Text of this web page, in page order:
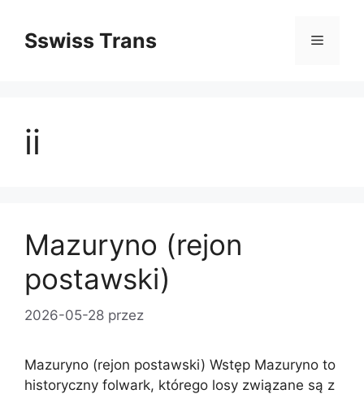
treściSswiss Trans Menu
ii
Mazuryno (rejon
postawski)
2026-05-28 przez
Mazuryno (rejon postawski) Wstęp Mazuryno to
historyczny folwark, którego losy związane są z